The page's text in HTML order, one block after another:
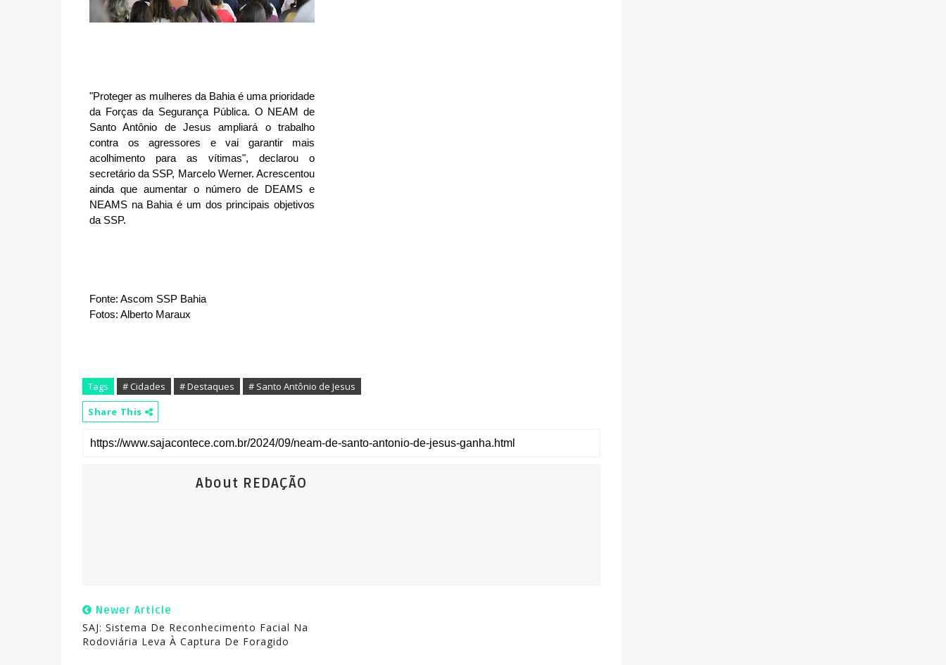
"Proteger as mulheres da Bahia é uma prioridade
da Forças da Segurança Pública. O NEAM de
Santo Antônio de Jesus ampliará o trabalho
contra os agressores e vai garantir mais
acolhimento para as vítimas", declarou o
secretário da SSP, Marcelo Werner. Acrescentou
ainda que aumentar o número de DEAMS e
NEAMS na Bahia é um dos principais objetivos
da SSP.
Fonte: Ascom SSP Bahia
Fotos: Alberto Maraux
Tags # Cidades # Destaques
# Santo Antônio de Jesus
Share This
About REDAÇÃO
Newer Article
SAJ: Sistema De Reconhecimento Facial Na
Rodoviária Leva À Captura De Foragido